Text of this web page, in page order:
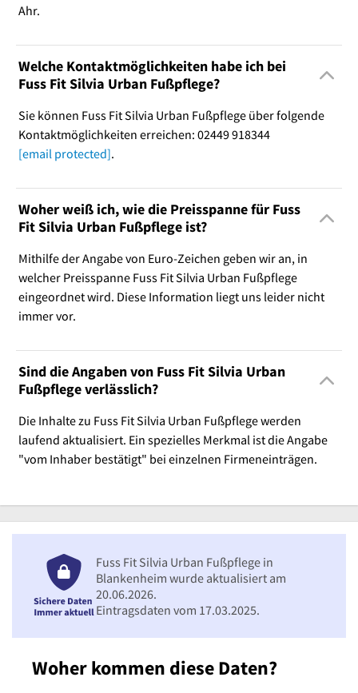
Ahr.
Welche Kontaktmöglichkeiten habe ich bei
Fuss Fit Silvia Urban Fußpflege?
Sie können Fuss Fit Silvia Urban Fußpflege über folgende
Kontaktmöglichkeiten erreichen: 02449 918344
[email protected].
Woher weiß ich, wie die Preisspanne für Fuss
Fit Silvia Urban Fußpflege ist?
Mithilfe der Angabe von Euro-Zeichen geben wir an, in
welcher Preisspanne Fuss Fit Silvia Urban Fußpflege
eingeordnet wird. Diese Information liegt uns leider nicht
immer vor.
Sind die Angaben von Fuss Fit Silvia Urban
Fußpflege verlässlich?
Die Inhalte zu Fuss Fit Silvia Urban Fußpflege werden
laufend aktualisiert. Ein spezielles Merkmal ist die Angabe
"vom Inhaber bestätigt" bei einzelnen Firmeneinträgen.
Woher kommen diese Daten?
Fuss Fit Silvia Urban Fußpflege in
Blankenheim wurde aktualisiert am
20.06.2026.
Eintragsdaten vom 17.03.2025.